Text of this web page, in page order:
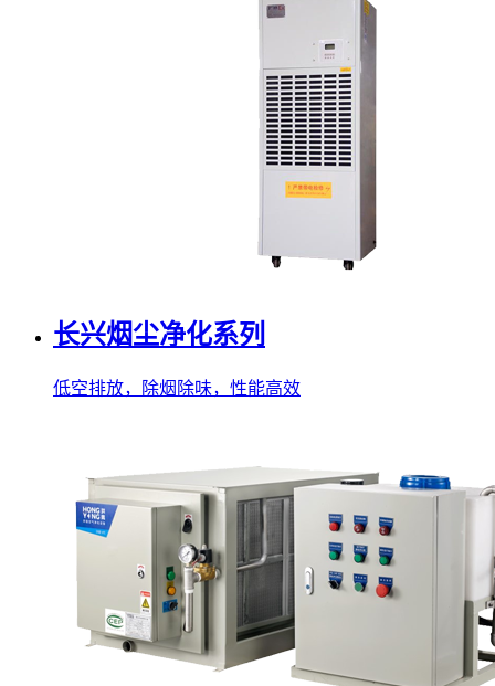
长兴烟尘净化系列
低空排放，除烟除味，性能高效